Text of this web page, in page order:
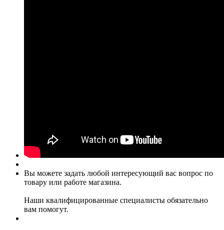
Вы можете задать любой интересующий вас вопрос по
товару или работе магазина.
Наши квалифицированные специалисты обязательно
вам помогут.